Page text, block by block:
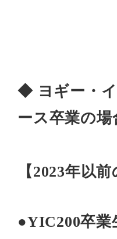
◆ ヨギー・
ース卒業の
【2023年以
●YIC200卒業